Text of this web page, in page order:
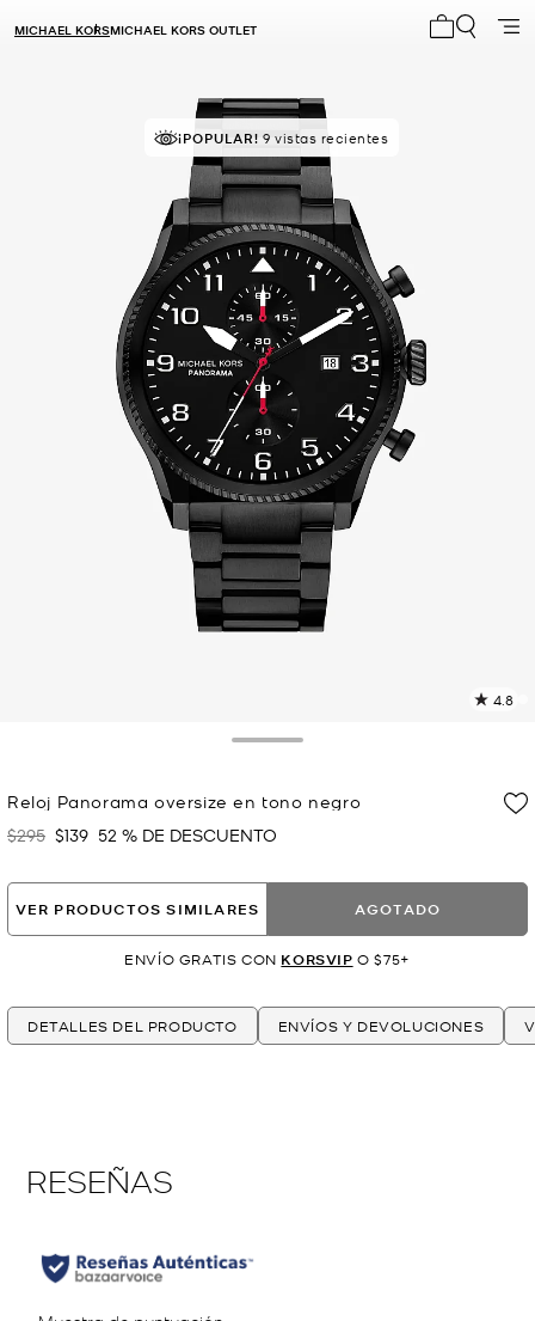
MICHAEL KORSMICHAEL KORS OUTLET
¡POPULAR! 9 vistas recientes
4.8
Reloj Panorama oversize en tono negro
Era
$295 Ahora
$139 52 % DE DESCUENTO
VER PRODUCTOS SIMILARES AGOTADO
ENVÍO GRATIS CON KORSVIP O $75+
DETALLES DEL PRODUCTO ENVÍOS Y DEVOLUCIONES